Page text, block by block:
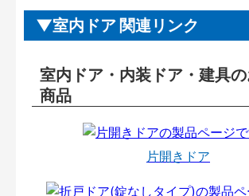
室内ドア 関連リンク
室内ドア・内装ドア・建具
商品
片開きドア